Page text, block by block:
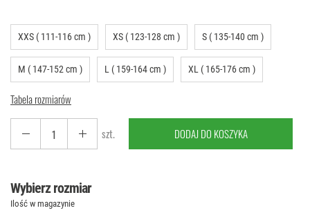
XXS ( 111-116 cm ) XS ( 123-128 cm ) S ( 135-140 cm )
M ( 147-152 cm ) L ( 159-164 cm ) XL ( 165-176 cm )
Tabela rozmiarów
szt. DODAJ DO KOSZYKA
Wybierz rozmiar
Ilość w magazynie